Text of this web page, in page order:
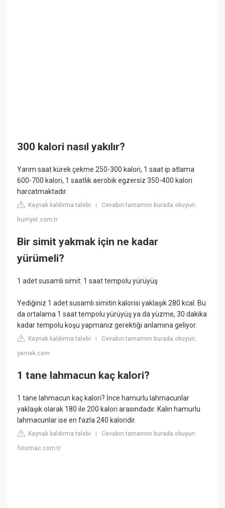
300 kalori nasıl yakılır?
Yarım saat kürek çekme 250-300 kalori, 1 saat ip atlama
600-700 kalori, 1 saatlik aerobik egzersiz 350-400 kalori
harcatmaktadır.
Kaynak kaldırma talebi |Cevabın tamamını burada okuyun:
hurriyet.com.tr
Bir simit yakmak için ne kadar
yürümeli?
1 adet susamlı simit: 1 saat tempolu yürüyüş
Yediğiniz 1 adet susamlı simitin kalorisi yaklaşık 280 kcal. Bu
da ortalama 1 saat tempolu yürüyüş ya da yüzme, 30 dakika
kadar tempolu koşu yapmanız gerektiği anlamına geliyor.
Kaynak kaldırma talebi |Cevabın tamamını burada okuyun:
yemek.com
1 tane lahmacun kaç kalori?
1 tane lahmacun kaç kalori? İnce hamurlu lahmacunlar
yaklaşık olarak 180 ile 200 kalori arasındadır. Kalın hamurlu
lahmacunlar ise en fazla 240 kaloridir.
Kaynak kaldırma talebi |Cevabın tamamını burada okuyun:
fotomac.com.tr